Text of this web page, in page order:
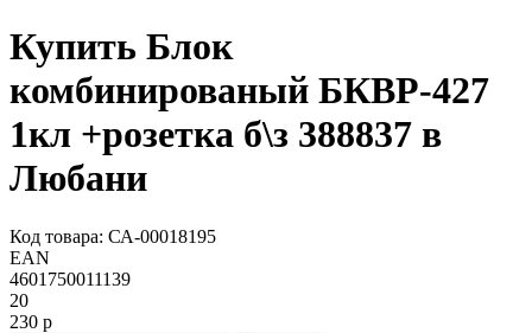
Купить Блок
комбинированый БКВР-427
1кл +розетка б\з 388837 в
Любани
Код товара: СА-00018195
EAN
4601750011139
20
230 р